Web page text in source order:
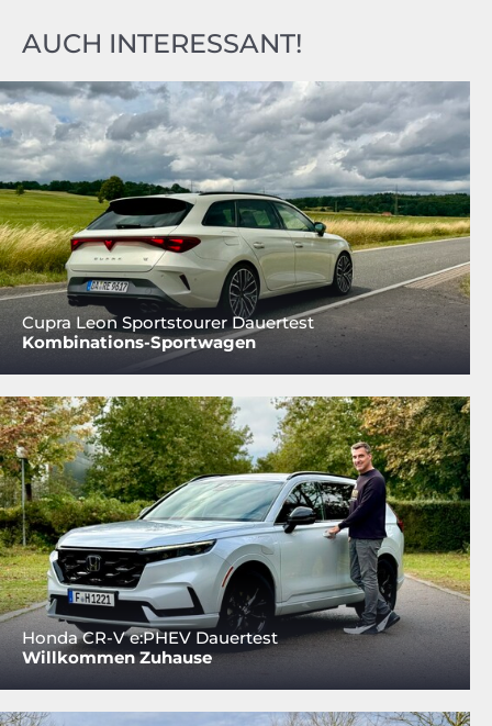
AUCH INTERESSANT!
Cupra Leon Sportstourer Dauertest
Kombinations-Sportwagen
Honda CR-V e:PHEV Dauertest
Willkommen Zuhause